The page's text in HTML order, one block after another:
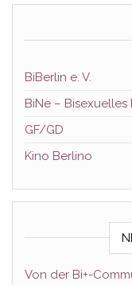
BiBerlin e. V.
BiNe – Bisexuelles
GF/GD
Kino Berlino
Von der Bi+-